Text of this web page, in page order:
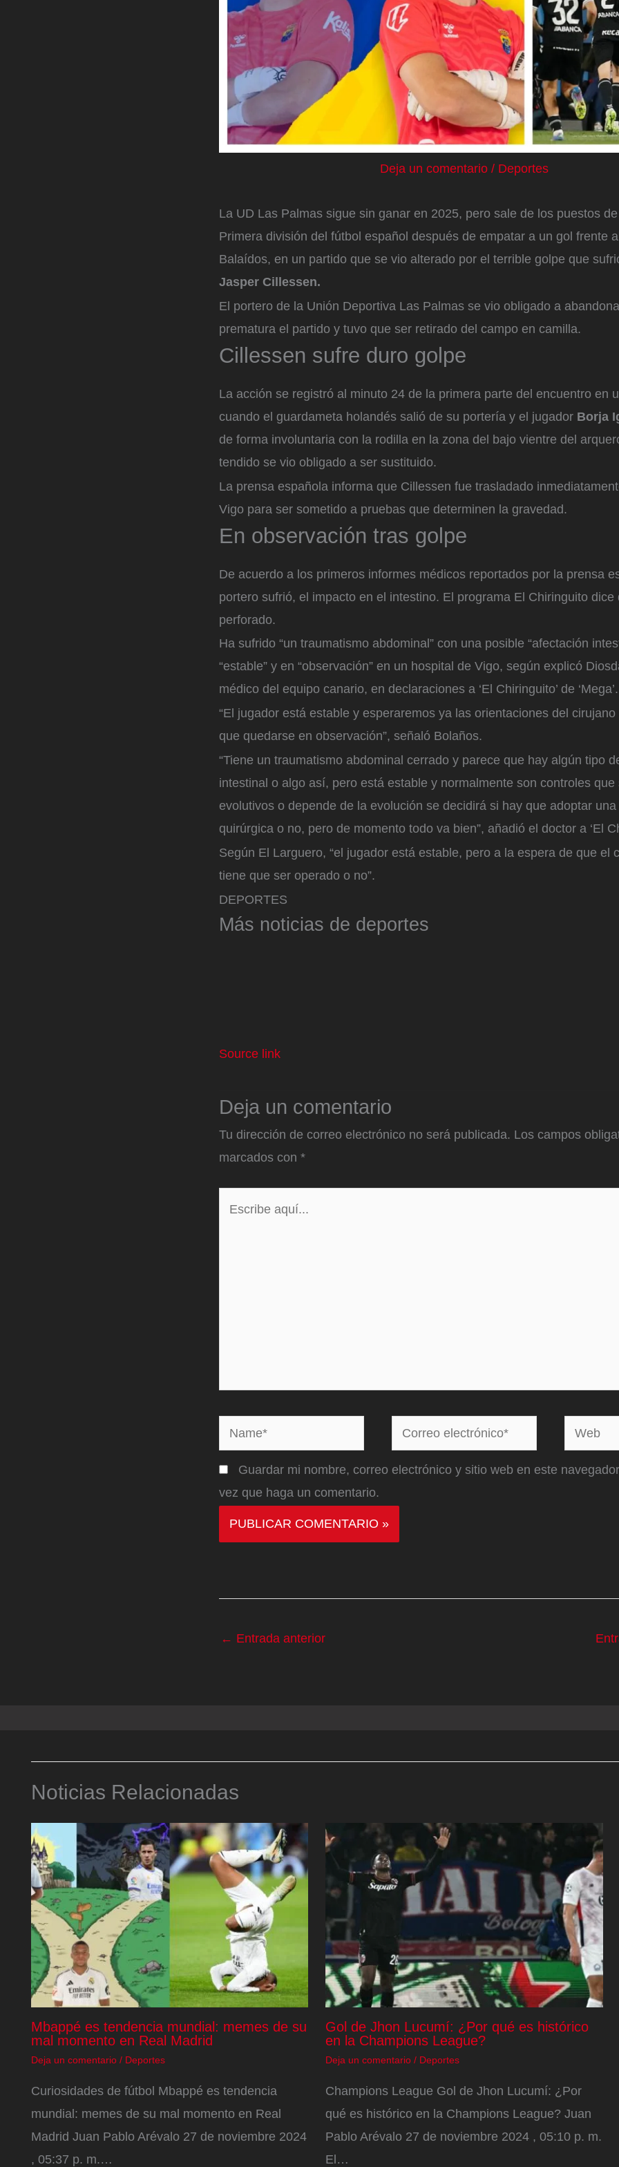
Deja un comentario / Deportes
La UD Las Palmas sigue sin ganar en 2025, pero sale de los puestos
Primera división del fútbol español después de empatar a un gol frente
Balaídos, en un partido que se vio alterado por el terrible golpe que
Jasper Cillessen.
El portero de la Unión Deportiva Las Palmas se vio obligado a
prematura el partido y tuvo que ser retirado del campo en camilla.
Cillessen sufre duro golpe
La acción se registró al minuto 24 de la primera parte del encuentro en
cuando el guardameta holandés salió de su portería y el jugador Borja
de forma involuntaria con la rodilla en la zona del bajo vientre del
tendido se vio obligado a ser sustituido.
La prensa española informa que Cillessen fue trasladado
Vigo para ser sometido a pruebas que determinen la gravedad.
En observación tras golpe
De acuerdo a los primeros informes médicos reportados por la prensa
portero sufrió, el impacto en el intestino. El programa El Chiringuito dice
perforado.
Ha sufrido “un traumatismo abdominal” con una posible “afectación
“estable” y en “observación” en un hospital de Vigo, según explicó
médico del equipo canario, en declaraciones a ‘El Chiringuito’ de ‘Mega’.
“El jugador está estable y esperaremos ya las orientaciones del
que quedarse en observación”, señaló Bolaños.
“Tiene un traumatismo abdominal cerrado y parece que hay algún tipo
intestinal o algo así, pero está estable y normalmente son controles que
evolutivos o depende de la evolución se decidirá si hay que adoptar
quirúrgica o no, pero de momento todo va bien”, añadió el doctor a ‘El
Según El Larguero, “el jugador está estable, pero a la espera de que el
tiene que ser operado o no”.
DEPORTES
Más noticias de deportes
Source link
Deja un comentario
Tu dirección de correo electrónico no será publicada. Los campos
marcados con *
Name*
Correo
electrónico*
Web
Guardar mi nombre, correo electrónico y sitio web en este
vez que haga un comentario.
← Entrada anterior
Noticias Relacionadas
Mbappé es tendencia mundial: memes de su
mal momento en Real Madrid
Deja un comentario / Deportes
Curiosidades de fútbol Mbappé es tendencia
mundial: memes de su mal momento en Real
Madrid Juan Pablo Arévalo 27 de noviembre 2024
, 05:37 p. m.…
Gol de Jhon Lucumí: ¿Por qué es histórico
en la Champions League?
Deja un comentario / Deportes
Champions League Gol de Jhon Lucumí: ¿Por
qué es histórico en la Champions League? Juan
Pablo Arévalo 27 de noviembre 2024 , 05:10 p. m.
El…